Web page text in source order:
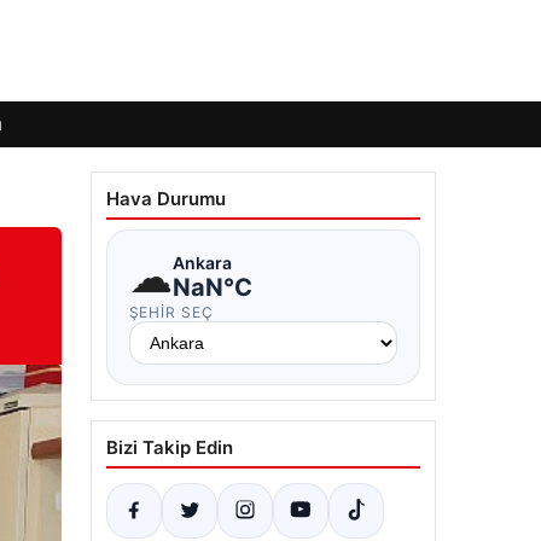
Hava Durumu
☁Ankara
NaN°C
ŞEHIR SEÇ
Bizi Takip Edin